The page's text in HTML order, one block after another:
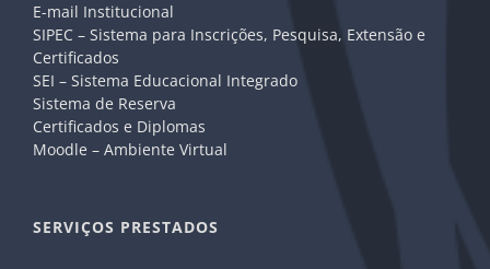
E-mail Institucional
SIPEC – Sistema para Inscrições, Pesquisa, Extensão e
Certificados
SEI – Sistema Educacional Integrado
Sistema de Reserva
Certificados e Diplomas
Moodle – Ambiente Virtual
SERVIÇOS PRESTADOS